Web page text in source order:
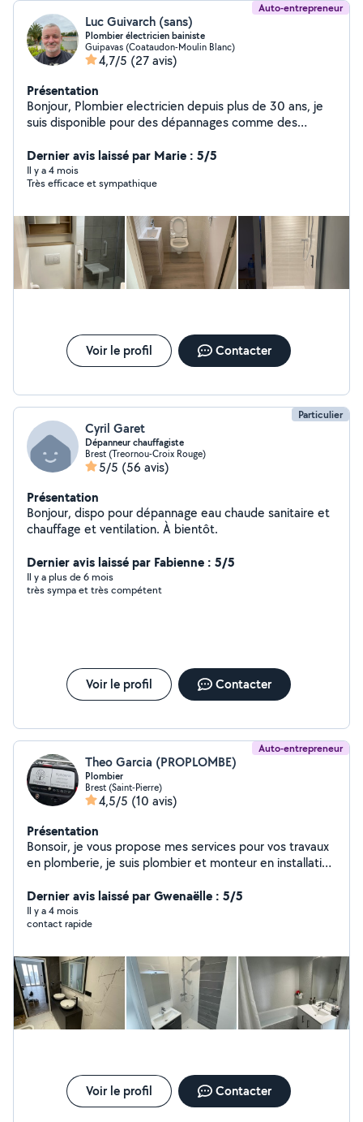
Auto-entrepreneur
Luc Guivarch (sans)
Plombier électricien bainiste
Guipavas (Coataudon-Moulin Blanc)
4,7/5 (27 avis)
Présentation
Bonjour, Plombier electricien depuis plus de 30 ans, je
suis disponible pour des dépannages comme des
bains /salles d'eau de A à Z et la redistribution de
logements. J'agis dans le respect des normes et
prescriptions du CSTB (plomberie, électricité, placo
dalles). Je ne suis pas dans une démarche de
prospection, je ne réponds qu'aux demandes privées.
Dernier avis laissé par Marie : 5/5
Il y a 4 mois
Très efficace et sympathique
Voir le profil Contacter
Particulier
Cyril Garet
Dépanneur chauffagiste
Brest (Treornou-Croix Rouge)
5/5 (56 avis)
Présentation
Bonjour, dispo pour dépannage eau chaude sanitaire et
chauffage et ventilation. À bientôt.
Dernier avis laissé par Fabienne : 5/5
Il y a plus de 6 mois
très sympa et très compétent
Voir le profil Contacter
Auto-entrepreneur
Theo Garcia (PROPLOMBE)
Plombier
Brest (Saint-Pierre)
4,5/5 (10 avis)
Présentation
Bonsoir, je vous propose mes services pour vos travaux
en plomberie, je suis plombier et monteur en installation
me contacter.
Dernier avis laissé par Gwenaëlle : 5/5
Il y a 4 mois
contact rapide
Voir le profil Contacter